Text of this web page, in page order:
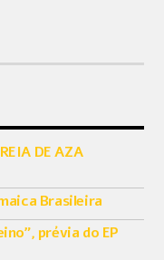
DE AZA
Brasileira
prévia do EP